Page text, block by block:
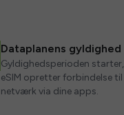
Dataplanens gyldighed
Gyldighedsperioden
eSIM opretter forbindelse
netværk via dine apps.